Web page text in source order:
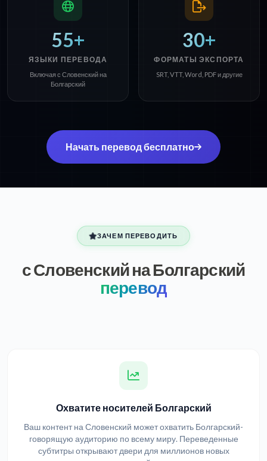
55+
ЯЗЫКИ ПЕРЕВОДА
Включая с Словенский на
Болгарский
30+
ФОРМАТЫ ЭКСПОРТА
SRT, VTT, Word, PDF и другие
Начать перевод бесплатно
ЗАЧЕМ ПЕРЕВОДИТЬ
с Словенский на Болгарский
перевод
Охватите носителей Болгарский
Ваш контент на Словенский может охватить Болгарский-
говорящую аудиторию по всему миру. Переведенные
субтитры открывают двери для миллионов новых